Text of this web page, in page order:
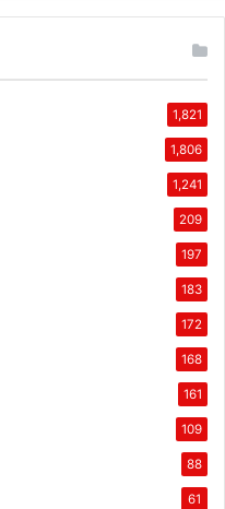
1,821
1,806
1,241
209
197
183
172
168
161
109
88
61